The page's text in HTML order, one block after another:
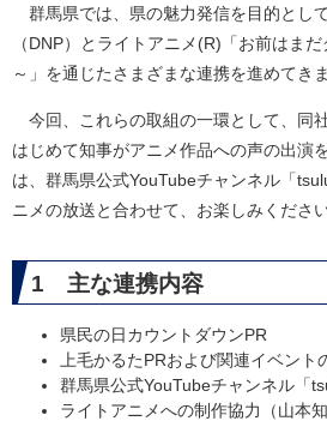
群馬県では、県の魅力発信を目的とし
（DNP）とライトアニメ(R)「お前はま
～」を通じたさまざまな連携を進めてきま
今回、これらの取組の一環として、同
はじめて知事がアニメ作品への声の出演
は、群馬県公式YouTubeチャンネル「
ニメの放送と合わせて、お楽しみください
1 主な連携内容
県民の日カウントダウンPR
上毛かるたPRおよび関連イベント
群馬県公式YouTubeチャンネル「
ライトアニメへの制作協力（山本